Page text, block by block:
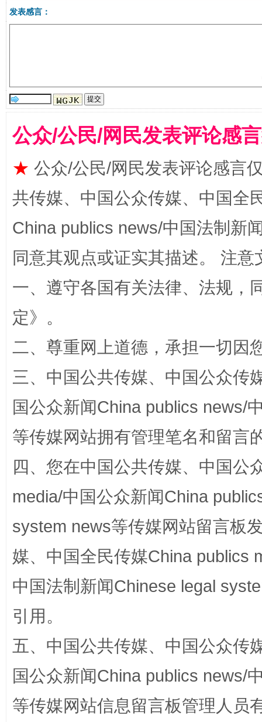
站台名比不上好声名
招工难、用工荒背后
网上购药对药下症？
这是一记警钟！ 谢
发表感言：
公众/公民/网民发表评论感
★ 公众/公民/网民发表评论感言
共传媒、中国公众传媒、中国全
China publics news/中国法制新
同意其观点或证实其描述。 注
一、遵守各国有关法律、法规，
定》。
二、尊重网上道德，承担一切因
三、中国公共传媒、中国公众传
国公众新闻China publics news/
等传媒网站拥有管理笔名和留言
四、您在中国公共传媒、中国公
media/中国公众新闻China
system news等传媒网站留言板
媒、中国全民传媒China publics
中国法制新闻Chinese legal
引用。
五、中国公共传媒、中国公众传
国公众新闻China publics news/
等传媒网站信息留言板管理人员